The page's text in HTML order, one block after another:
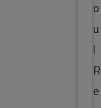
o
u
l
R
e